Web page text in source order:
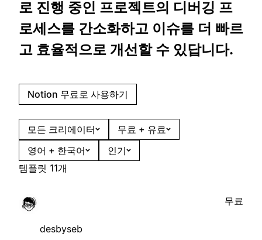
로 진행 중인 프로젝트의 디버깅 프
로세스를 간소화하고 이슈를 더 빠르
고 효율적으로 개선할 수 있답니다.
Notion 무료로 사용하기
모든 크리에이터
무료 + 유료
영어 + 한국어
인기
템플릿 11개
desbyseb
무료